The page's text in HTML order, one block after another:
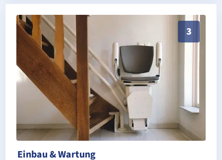
3
Schneller, sauberer Einbau durch zertifizierte
Einbau & Wartung